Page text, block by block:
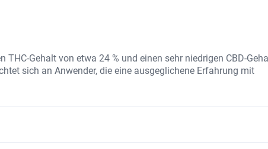
Gehalt von etwa 24 % und einen sehr niedrigen CBD-
sich an Anwender, die eine ausgeglichene Erfahrung mit
sowie natürliche Terpene und Flavonoide, die das